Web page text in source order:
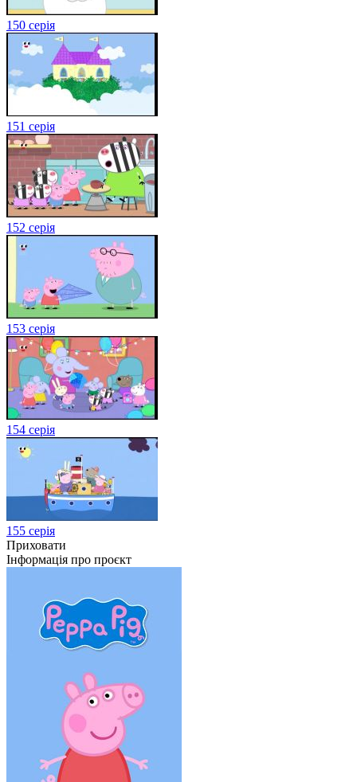
150 серія
151 серія
152 серія
153 серія
154 серія
155 серія
Приховати
Інформація про проєкт